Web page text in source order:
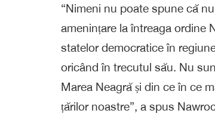
“Nimeni nu poate spune că
amenințare la întreaga ordine
statelor democratice în
oricând în trecutul său. Nu
Marea Neagră și din ce în ce
țărilor noastre”, a spus